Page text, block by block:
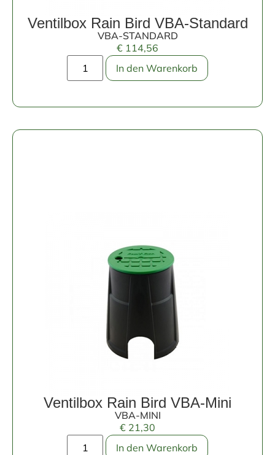
Ventilbox Rain Bird VBA-Standard
VBA-STANDARD
€ 114,56
In den Warenkorb
Ventilbox Rain Bird VBA-Mini
VBA-MINI
€ 21,30
In den Warenkorb